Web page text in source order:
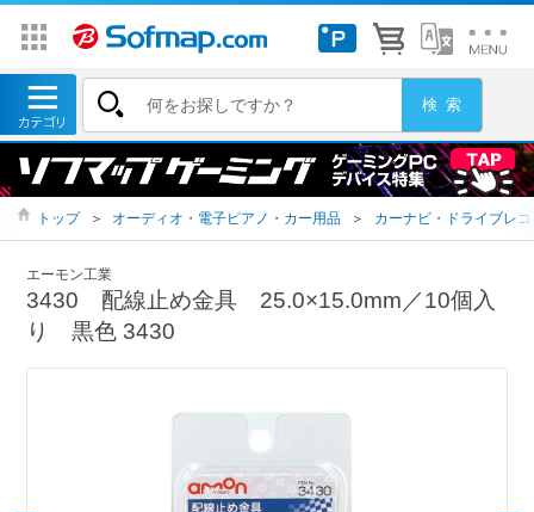
トップ ＞ オーディオ・電子ピアノ・カー用品 ＞ カーナビ・ドライブレ
エーモン工業
3430 配線止め金具 25.0×15.0mm／10個入
り 黒色 3430